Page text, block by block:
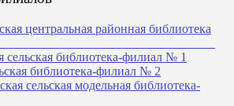
центральная районная библиотека
сельская библиотека-филиал № 1
библиотека-филиал № 2
сельская модельная библиотека-